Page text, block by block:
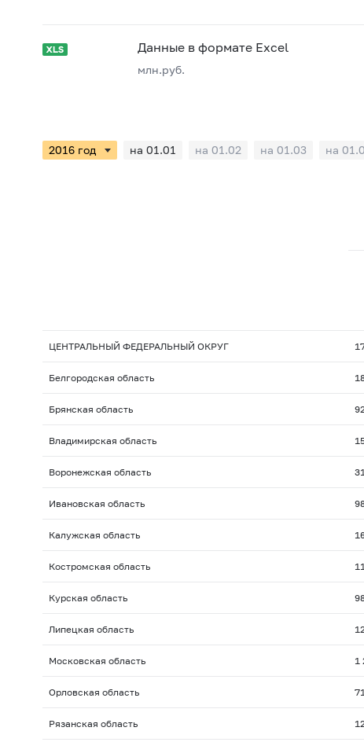
Данные в формате Excel
млн.руб.
на 01.01 на 01.02 на 01.03 на
ЦЕНТРАЛЬНЫЙ ФЕДЕРАЛЬНЫЙ ОКРУГ
Белгородская область
Брянская область
Владимирская область
Воронежская область
Ивановская область
Калужская область
Костромская область
Курская область
Липецкая область
Московская область 1
Орловская область
Рязанская область